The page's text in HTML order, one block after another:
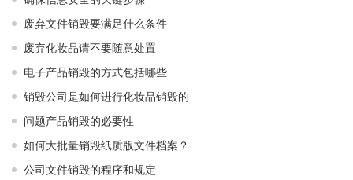
废弃文件销毁要满足什么条件
废弃化妆品请不要随意处置
电子产品销毁的方式包括哪些
销毁公司是如何进行化妆品销毁的
问题产品销毁的必要性
如何大批量销毁纸质版文件档案？
公司文件销毁的程序和规定